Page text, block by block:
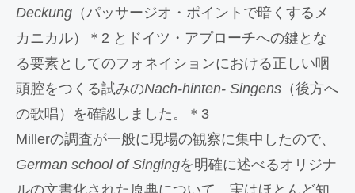
Deckung （パッサージオ・ポイントで暗くするメ
カニカル）＊2 とドイツ・アプローチへの鍵とな
る要素としてのフォネイションにおける正しい咽
頭腔をつくる試みのNach-hinten- Singens （後方へ
の歌唱）を確認しました。＊3
Millerの調査が一般に現場の観察に集中したので、
German school of Singingを明確に述べるオリジナ
ルの文書化された原典について、実はほとんど知